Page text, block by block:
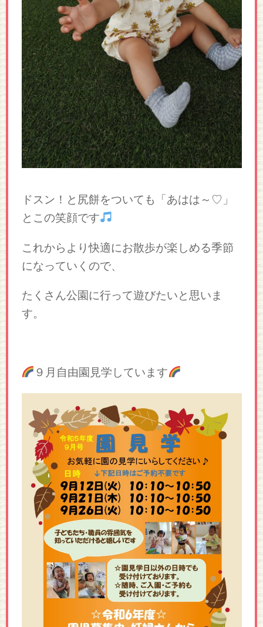
ドスン！と尻餅をついても「あはは～♡」
とこの笑顔です
これからより快適にお散歩が楽しめる季節
になっていくので、
たくさん公園に行って遊びたいと思いま
す。
９月自由園見学しています